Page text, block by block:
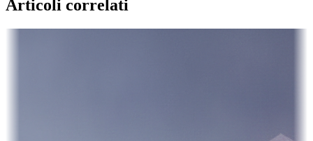
Articoli correlati